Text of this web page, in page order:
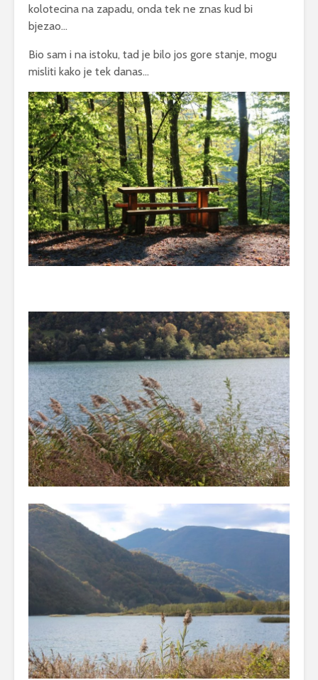
kolotecina na zapadu, onda tek ne znas kud bi
bjezao…
Bio sam i na istoku, tad je bilo jos gore stanje, mogu
misliti kako je tek danas…